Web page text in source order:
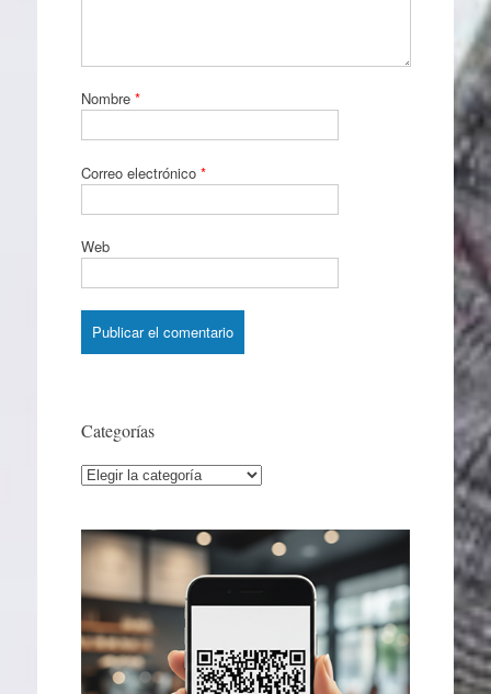
Nombre *
Correo electrónico *
Web
Categorías
Categorías